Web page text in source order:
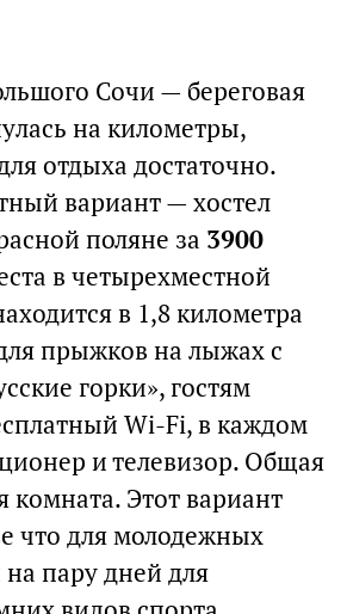
Сочи — береговая
на километры,
отдыха достаточно.
вариант — хостел
поляне за 3900
в четырехместной
в 1,8 километра
прыжков на лыжах с
горки», гостям
Wi-Fi, в каждом
и телевизор. Общая
комната. Этот вариант
что для молодежных
пару дней для